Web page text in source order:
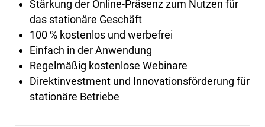
Stärkung der Online-Präsenz zum Nutzen für
das stationäre Geschäft
100 % kostenlos und werbefrei
Einfach in der Anwendung
Regelmäßig kostenlose Webinare
Direktinvestment und Innovationsförderung für
stationäre Betriebe